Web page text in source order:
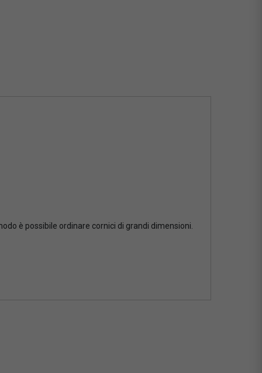
è possibile ordinare cornici di grandi dimensioni.